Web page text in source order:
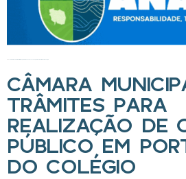
CÂMARA
TRÂMITES PARA
REALIZAÇÃO DE
PÚBLICO EM
DO COLÉGIO